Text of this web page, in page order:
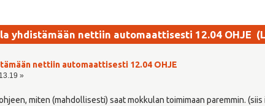
yhdistämään nettiin automaattisesti 12.04 OHJE
nettiin automaattisesti 12.04 OHJE
»
miten (mahdollisesti) saat mokkulan toimimaan paremmin.